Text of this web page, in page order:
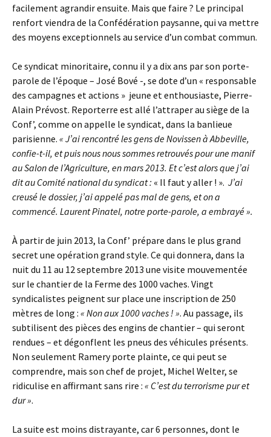
facilement agrandir ensuite. Mais que faire ? Le principal
renfort viendra de la Confédération paysanne, qui va mettre
des moyens exceptionnels au service d’un combat commun.
Ce syndicat minoritaire, connu il y a dix ans par son porte-
parole de l’époque – José Bové -, se dote d’un « responsable
des campagnes et actions » jeune et enthousiaste, Pierre-
Alain Prévost. Reporterre est allé l’attraper au siège de la
Conf’, comme on appelle le syndicat, dans la banlieue
parisienne. « J’ai rencontré les gens de Novissen à Abbeville,
confie-t-il, et puis nous nous sommes retrouvés pour une manif
au Salon de l’Agriculture, en mars 2013. Et c’est alors que j’ai
dit au Comité national du syndicat : « Il faut y aller ! ». J’ai
creusé le dossier, j’ai appelé pas mal de gens, et on a
commencé. Laurent Pinatel, notre porte-parole, a embrayé ».
À partir de juin 2013, la Conf’ prépare dans le plus grand
secret une opération grand style. Ce qui donnera, dans la
nuit du 11 au 12 septembre 2013 une visite mouvementée
sur le chantier de la Ferme des 1000 vaches. Vingt
syndicalistes peignent sur place une inscription de 250
mètres de long : « Non aux 1000 vaches ! ». Au passage, ils
subtilisent des pièces des engins de chantier – qui seront
rendues – et dégonflent les pneus des véhicules présents.
Non seulement Ramery porte plainte, ce qui peut se
comprendre, mais son chef de projet, Michel Welter, se
ridiculise en affirmant sans rire : « C’est du terrorisme pur et
dur ».
La suite est moins distrayante, car 6 personnes, dont le